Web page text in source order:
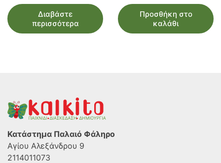
Διαβάστε
περισσότερα
Προσθήκη στο
καλάθι
Κατάστημα Παλαιό Φάληρο
Αγίου Αλεξάνδρου 9
2114011073